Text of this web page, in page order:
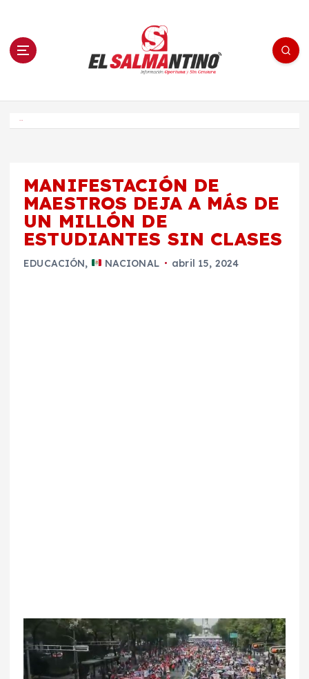
n El Salmantino - medios/noticias/editorial
MANIFESTACIÓN DE
MAESTROS DEJA A MÁS DE
UN MILLÓN DE
ESTUDIANTES SIN CLASES
EDUCACIÓN, NACIONAL abril 15, 2024